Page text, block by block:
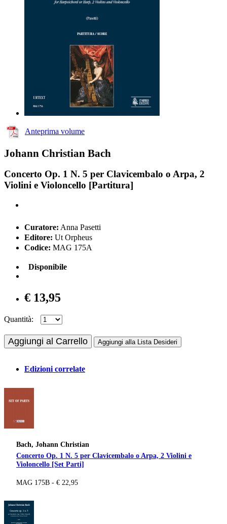
Anteprima volume
Johann Christian Bach
Concerto Op. 1 N. 5 per Clavicembalo o Arpa, 2
Violini e Violoncello [Partitura]
Curatore: Anna Pasetti
Editore: Ut Orpheus
Codice: MAG 175A
Disponibile
€ 13,95
Quantità:
Aggiungi al Carrello Aggiungi alla Lista Desideri
Edizioni correlate
Bach, Johann Christian
Concerto Op. 1 N. 5 per Clavicembalo o Arpa, 2 Violini e
Violoncello [Set Parti]
MAG 175B - € 22,95